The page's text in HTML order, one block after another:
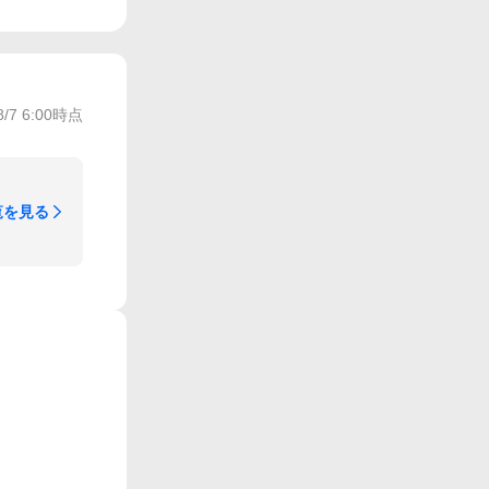
7 6:00時点
見る